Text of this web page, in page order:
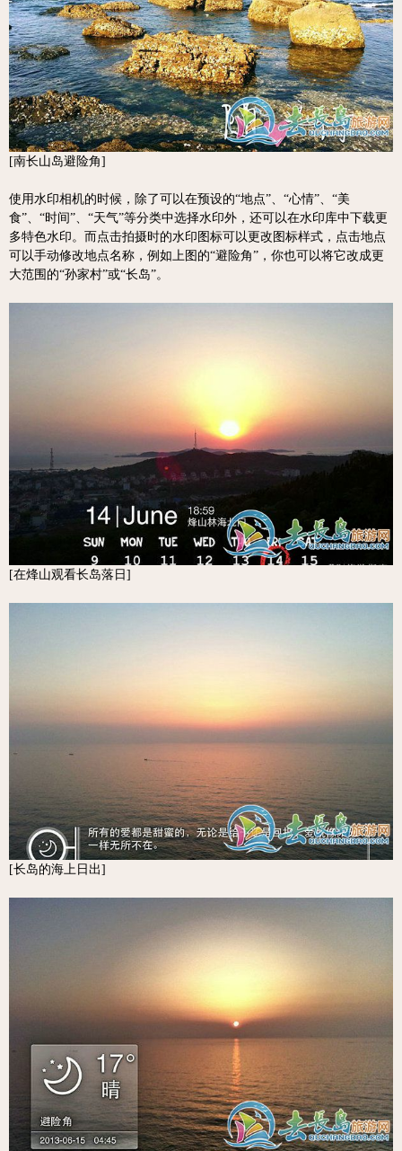
[南长山岛避险角]
使用水印相机的时候，除了可以在预设的“地点”、“心情”、“美
食”、“时间”、“天气”等分类中选择水印外，还可以在水印库中下载更
多特色水印。而点击拍摄时的水印图标可以更改图标样式，点击地点
可以手动修改地点名称，例如上图的“避险角”，你也可以将它改成更
大范围的“孙家村”或“长岛”。
[在烽山观看长岛落日]
[长岛的海上日出]